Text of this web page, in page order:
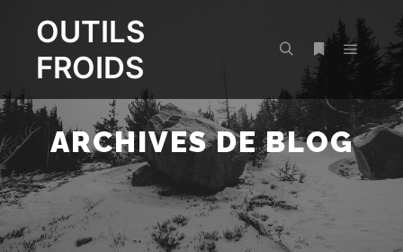
OUTILS
FROIDS
RechercherPlus d’infos
Menu
ARCHIVES DE BLOG